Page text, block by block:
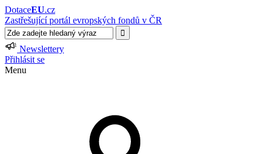
DotaceEU.cz
Zastřešující portál evropských fondů v ČR
Newslettery
Přihlásit se
Menu